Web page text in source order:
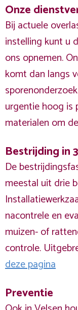
Onze
Bij actuele
instelling kunt u
ons opnemen.
komt dan langs
urgentie hoog is
materialen om
Bestrijding in
De
meestal uit drie
nacontrele en
muizen- of
controle.
deze pagina
Preventie